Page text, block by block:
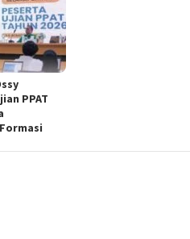
PPAT